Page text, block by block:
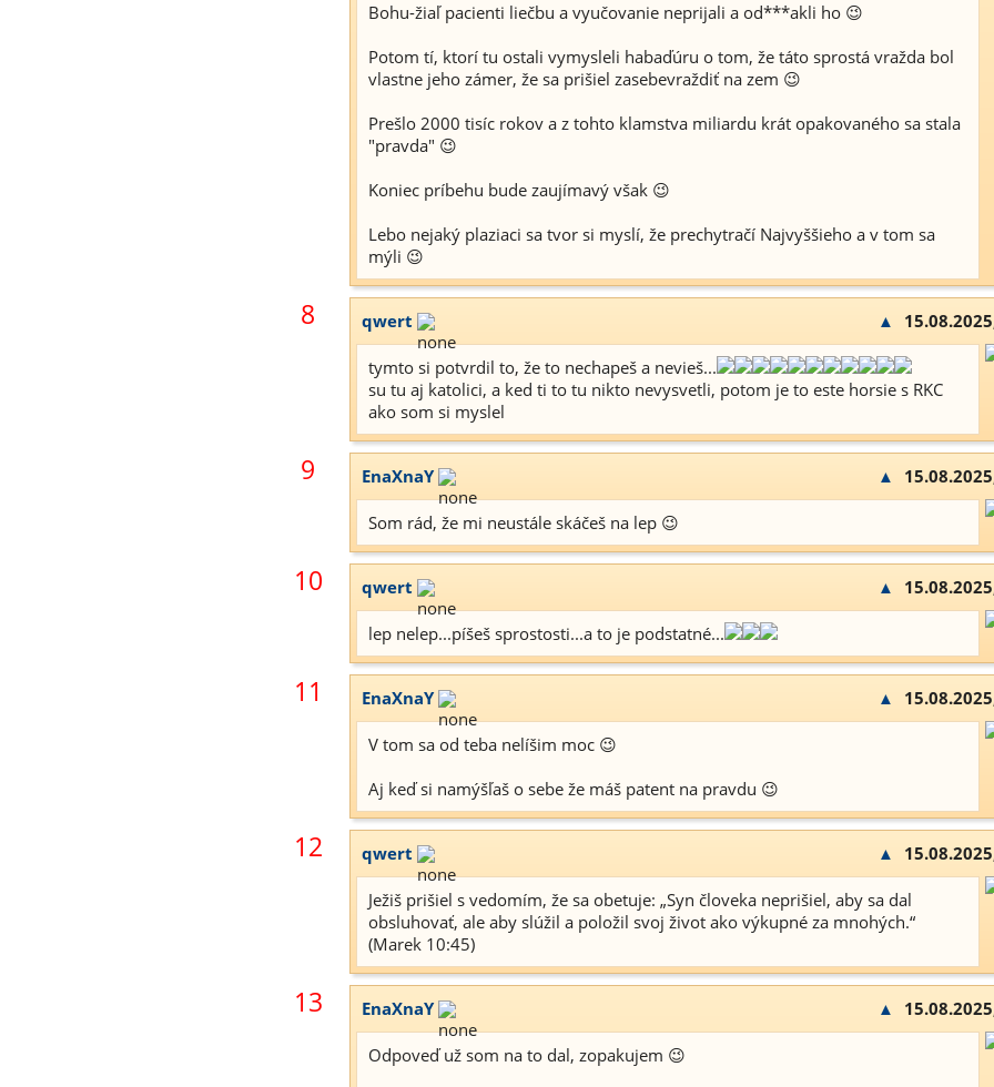
Bohu-žiaľ pacienti liečbu a vyučovanie neprijali a od***akli ho 😉
Potom tí, ktorí tu ostali vymysleli habaďúru o tom, že táto sprostá vražda bol
vlastne jeho zámer, že sa prišiel zasebevraždiť na zem 😉
Prešlo 2000 tisíc rokov a z tohto klamstva miliardu krát opakovaného sa stala
"pravda" 😉
Koniec príbehu bude zaujímavý však 😉
Lebo nejaký plaziaci sa tvor si myslí, že prechytračí Najvyššieho a v tom sa
mýli 😉
8 qwert ▲
tymto si potvrdil to, že to nechapeš a nevieš...
su tu aj katolici, a ked ti to tu nikto nevysvetli, potom je to este horsie s RKC
ako som si myslel
9 EnaXnaY ▲
Som rád, že mi neustále skáčeš na lep 😉
10 qwert ▲
lep nelep...píšeš sprostosti...a to je podstatné...
11 EnaXnaY ▲
V tom sa od teba nelíšim moc 😉
Aj keď si namýšľaš o sebe že máš patent na pravdu 😉
12 qwert ▲
Ježiš prišiel s vedomím, že sa obetuje: „Syn človeka neprišiel, aby sa dal
obsluhovať, ale aby slúžil a položil svoj život ako výkupné za mnohých.“
(Marek 10:45)
13 EnaXnaY ▲
Odpoveď už som na to dal, zopakujem 😉